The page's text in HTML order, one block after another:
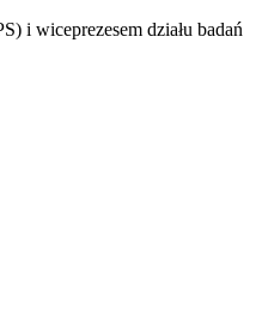
i wiceprezesem działu badań